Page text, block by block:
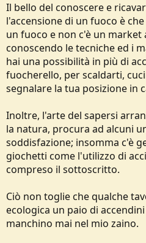
Il bello del conoscere e
l'accensione di un fuoco è
un fuoco e non c'è un market
conoscendo le tecniche ed i
hai una possibilità in più di
fuocherello, per scaldarti,
segnalare la tua posizione in
Inoltre, l'arte del sapersi
la natura, procura ad alcuni
soddisfazione; insomma c'è
giochetti come l'utilizzo di
compreso il sottoscritto.
Ciò non toglie che qualche
ecologica un paio di
manchino mai nel mio zaino.